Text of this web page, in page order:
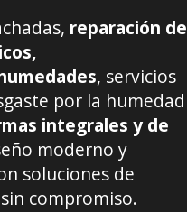
reparación de
, servicios
por la humedad
integrales y de
moderno y
soluciones de
compromiso.